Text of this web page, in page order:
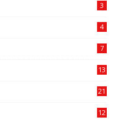
3
4
7
13
21
12